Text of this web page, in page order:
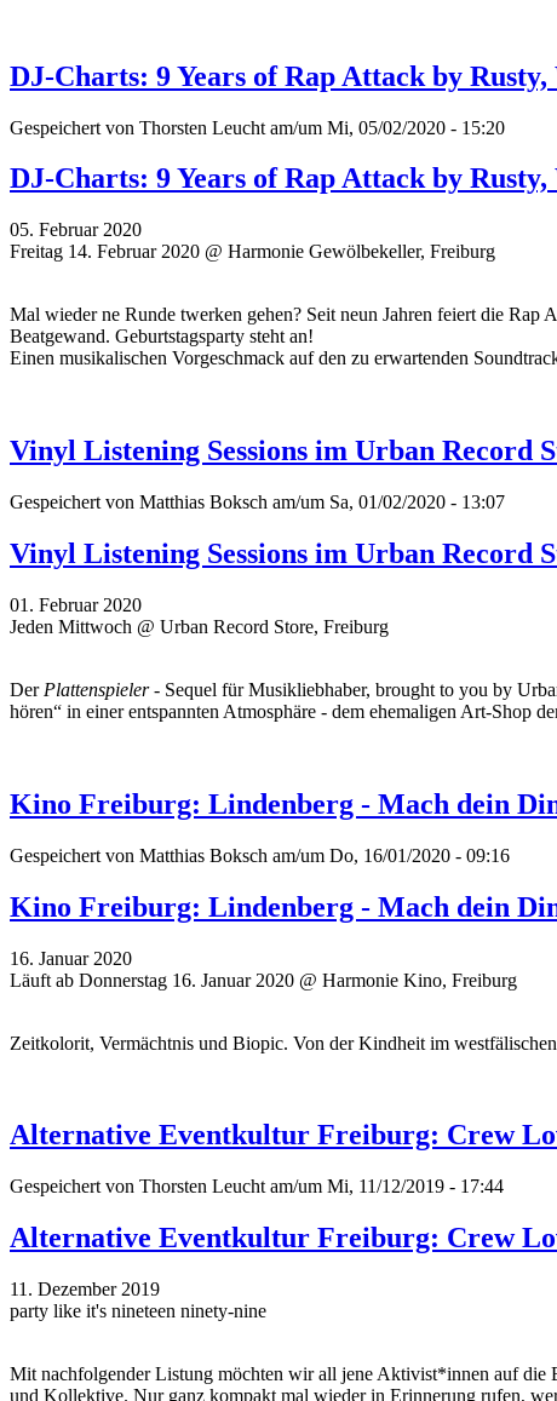
DJ-Charts: 9 Years of Rap Attack by
Gespeichert von Thorsten Leucht am/um Mi, 05/02/2020 - 15:20
DJ-Charts: 9 Years of Rap Attack by
05. Februar 2020
Freitag 14. Februar 2020 @ Harmonie Gewölbekeller, Freiburg
Mal wieder ne Runde twerken gehen? Seit neun Jahren feiert die
Beatgewand. Geburtstagsparty steht an!
Einen musikalischen Vorgeschmack auf den zu erwartenden
Vinyl Listening Sessions im Urban Record
Gespeichert von Matthias Boksch am/um Sa, 01/02/2020 - 13:07
Vinyl Listening Sessions im Urban Record
01. Februar 2020
Jeden Mittwoch @ Urban Record Store, Freiburg
Der Plattenspieler- Sequel für Musikliebhaber, brought to you by
hören“ in einer entspannten Atmosphäre - dem ehemaligen Art-Shop
Kino Freiburg: Lindenberg - Mach dein
Gespeichert von Matthias Boksch am/um Do, 16/01/2020 - 09:16
Kino Freiburg: Lindenberg - Mach dein
16. Januar 2020
Läuft ab Donnerstag 16. Januar 2020 @ Harmonie Kino, Freiburg
Zeitkolorit, Vermächtnis und Biopic. Von der Kindheit im
Alternative Eventkultur Freiburg: Crew
Gespeichert von Thorsten Leucht am/um Mi, 11/12/2019 - 17:44
Alternative Eventkultur Freiburg: Crew
11. Dezember 2019
party like it's nineteen ninety-nine
Mit nachfolgender Listung möchten wir all jene Aktivist*innen auf die
und Kollektive. Nur ganz kompakt mal wieder in Erinnerung rufen,